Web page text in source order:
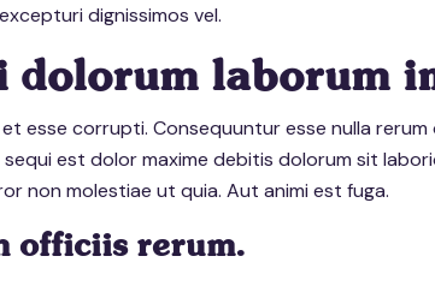
dignissimos vel.
dolorum laborum
esse corrupti. Consequuntur esse nulla rerum
est dolor maxime debitis dolorum sit
non molestiae ut quia. Aut animi est fuga.
officiis rerum.